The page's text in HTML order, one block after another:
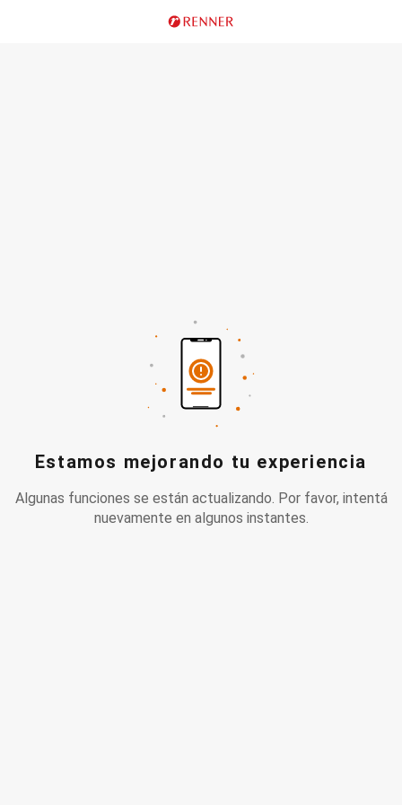
Estamos mejorando tu experiencia
Algunas funciones se están actualizando. Por favor, intentá
nuevamente en algunos instantes.